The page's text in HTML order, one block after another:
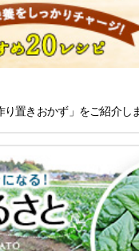
置きおかず」をご紹介し